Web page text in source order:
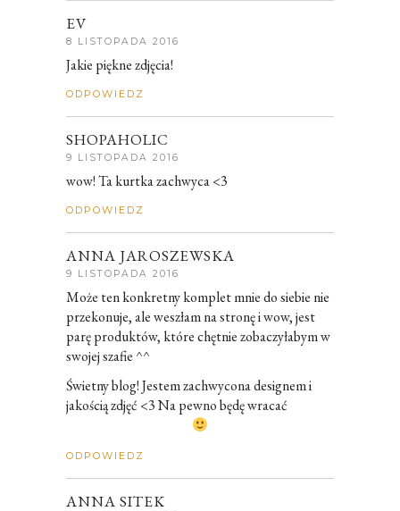
EV
8 LISTOPADA 2016
Jakie piękne zdjęcia!
ODPOWIEDZ
SHOPAHOLIC
9 LISTOPADA 2016
wow! Ta kurtka zachwyca <3
ODPOWIEDZ
ANNA JAROSZEWSKA
9 LISTOPADA 2016
Może ten konkretny komplet mnie do siebie nie
przekonuje, ale weszłam na stronę i wow, jest
parę produktów, które chętnie zobaczyłabym w
swojej szafie ^^
Świetny blog! Jestem zachwycona designem i
jakością zdjęć <3 Na pewno będę wracać
ODPOWIEDZ
ANNA SITEK